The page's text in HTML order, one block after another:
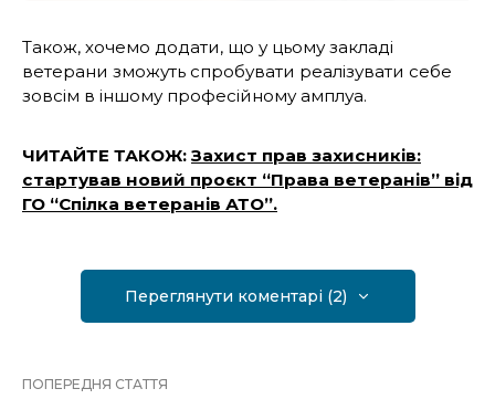
Також, хочемо додати, що у цьому закладі
ветерани зможуть спробувати реалізувати себе
зовсім в іншому професійному амплуа.
ЧИТАЙТЕ ТАКОЖ: Захист прав захисників:
стартував новий проєкт “Права ветеранів” від
ГО “Спілка ветеранів АТО”.
Переглянути коментарі (2)
ПОПЕРЕДНЯ СТАТТЯ